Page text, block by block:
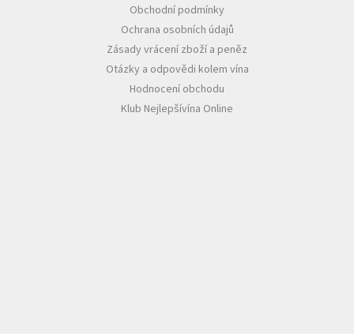
Obchodní podmínky
Ochrana osobních údajů
Zásady vrácení zboží a peněz
Otázky a odpovědi kolem vína
Hodnocení obchodu
Klub Nejlepšívína Online